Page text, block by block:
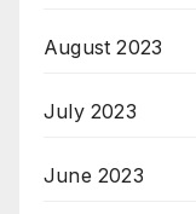
August 2023
July 2023
June 2023